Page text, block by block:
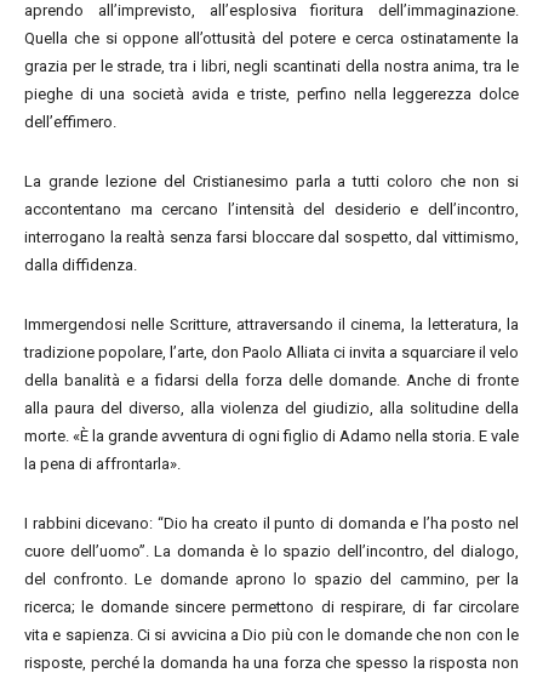
aprendo all’imprevisto, all’esplosiva fioritura dell’immaginazione.
Quella che si oppone all’ottusità del potere e cerca ostinatamente la
grazia per le strade, tra i libri, negli scantinati della nostra anima, tra le
pieghe di una società avida e triste, perfino nella leggerezza dolce
dell’effimero.
La grande lezione del Cristianesimo parla a tutti coloro che non si
accontentano ma cercano l’intensità del desiderio e dell’incontro,
interrogano la realtà senza farsi bloccare dal sospetto, dal vittimismo,
dalla diffidenza.
Immergendosi nelle Scritture, attraversando il cinema, la letteratura, la
tradizione popolare, l’arte, don Paolo Alliata ci invita a squarciare il velo
della banalità e a fidarsi della forza delle domande. Anche di fronte
alla paura del diverso, alla violenza del giudizio, alla solitudine della
morte. «È la grande avventura di ogni figlio di Adamo nella storia. E vale
la pena di affrontarla».
I rabbini dicevano: “Dio ha creato il punto di domanda e l’ha posto nel
cuore dell’uomo”. La domanda è lo spazio dell’incontro, del dialogo,
del confronto. Le domande aprono lo spazio del cammino, per la
ricerca; le domande sincere permettono di respirare, di far circolare
vita e sapienza. Ci si avvicina a Dio più con le domande che non con le
risposte, perché la domanda ha una forza che spesso la risposta non